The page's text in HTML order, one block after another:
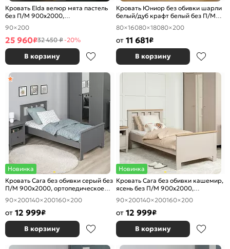
Кровать Elda велюр мята пастель
без П/М 900x2000,
ортопедическое основание,
изголовье мягкое
90×200
25 960₽32 450 ₽-20%
В корзину
Кровать Юниор без обивки шарли
белый/дуб крафт белый без П/М
800x1600, изголовье жесткое
80×16080×18080×200
от 11 681₽
В корзину
Новинка
Кровать Сага без обивки серый без
П/М 900x2000, ортопедическое
основание, изголовье жесткое
90×200140×200160×200
от 12 999₽
В корзину
Новинка
Кровать Сага без обивки кашемир,
ясень без П/М 900x2000,
ортопедическое основание,
изголовье жесткое
90×200140×200160×200
от 12 999₽
В корзину